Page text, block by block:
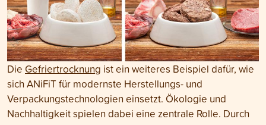
Die Gefriertrocknung ist ein weiteres Beispiel dafür, wie
sich ANiFiT für modernste Herstellungs- und
Verpackungstechnologien einsetzt. Ökologie und
Nachhaltigkeit spielen dabei eine zentrale Rolle. Durch